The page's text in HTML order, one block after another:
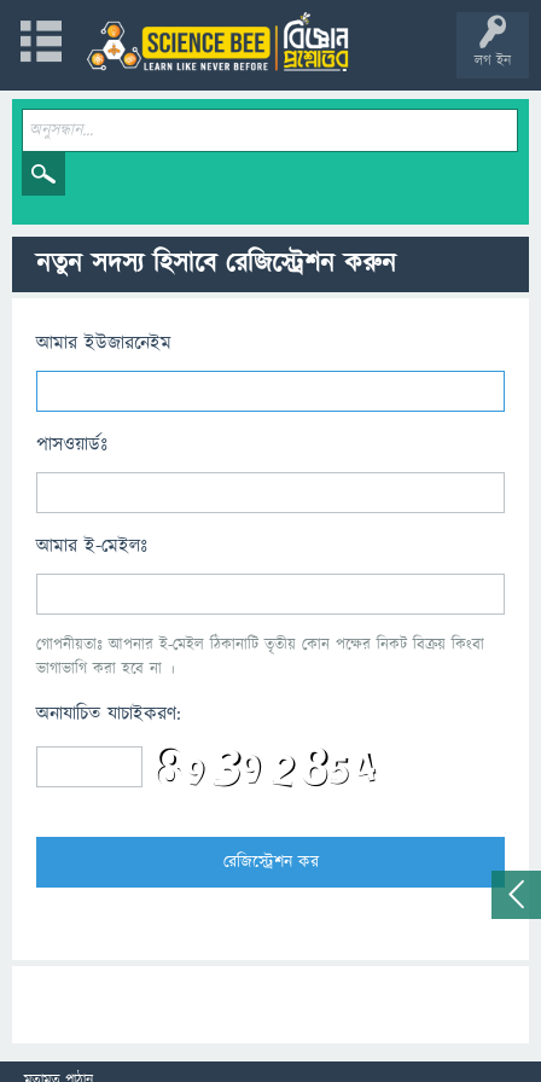
লগ ইন
নতুন সদস্য হিসাবে রেজিস্ট্রেশন করুন
আমার ইউজারনেইম
পাসওয়ার্ডঃ
আমার ই-মেইলঃ
গোপনীয়তাঃ আপনার ই-মেইল ঠিকানাটি তৃতীয় কোন পক্ষের নিকট বিক্রয় কিংবা
ভাগাভাগি করা হবে না ।
অনাযাচিত যাচাইকরণ: